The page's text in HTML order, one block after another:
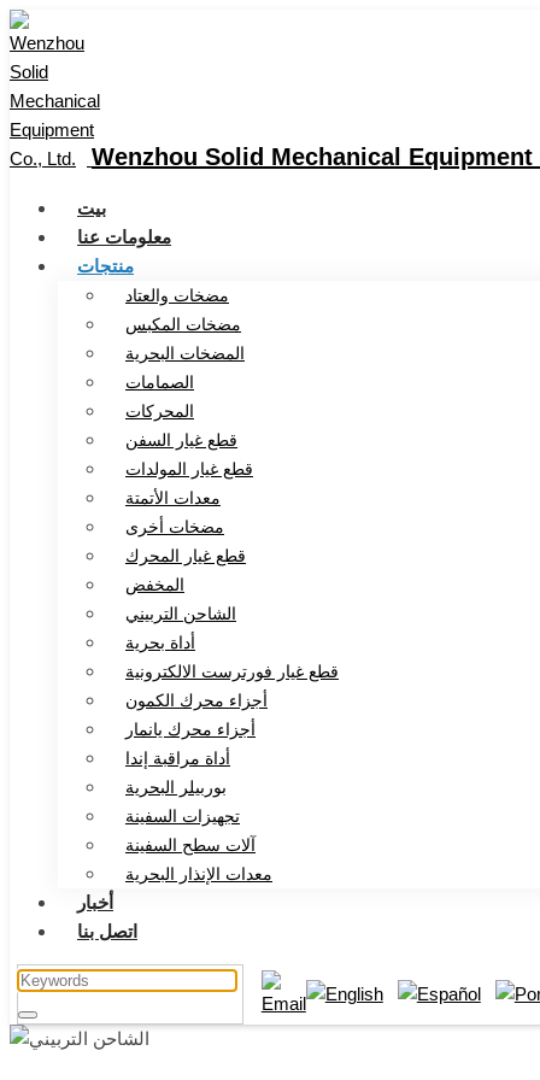
Wenzhou Solid Mechanical Equipment
بيت
معلومات عنا
منتجات
مضخات والعتاد
مضخات المكبس
المضخات البحرية
الصمامات
المحركات
قطع غيار السفن
قطع غيار المولدات
معدات الأتمتة
مضخات أخرى
قطع غيار المحرك
المخفض
الشاحن التربيني
أداة بحرية
قطع غيار فورترست الالكترونية
أجزاء محرك الكمون
أجزاء محرك يانمار
أداة مراقبة إندا
بوربيلر البحرية
تجهيزات السفينة
آلات سطح السفينة
معدات الإنذار البحرية
أخبار
اتصل بنا